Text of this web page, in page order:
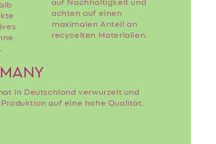
achten auf einen
maximalen Anteil an
recycelten Materialien.
in Deutschland verwurzelt und
auf eine hohe Qualität.